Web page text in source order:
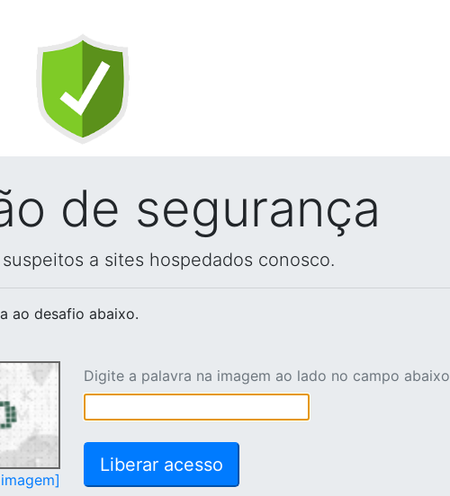
de segurança
a sites hospedados conosco.
ao desafio abaixo.
Digite a palavra na imagem ao lado no campo abaixo